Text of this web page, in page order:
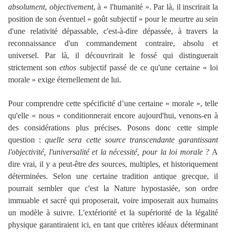
absolument, objectivement, à « l'humanité ». Par là, il inscrirait la
position de son éventuel « goût subjectif » pour le meurtre au sein
d'une relativité dépassable, c'est-à-dire dépassée, à travers la
reconnaissance d'un commandement contraire, absolu et
universel. Par là, il découvrirait le fossé qui distinguerait
strictement sonethos subjectif passé de ce qu'une certaine « loi
morale » exige éternellement de lui.
Pour comprendre cette spécificité d’une certaine « morale », telle
qu'elle « nous » conditionnerait encore aujourd'hui, venons-en à
des considérations plus précises. Posons donc cette simple
question :quelle sera cette source transcendante garantissant
l'objectivité, l'universalité et la nécessité, pour la loi morale ? A
dire vrai, il y a peut-êtredes sources, multiples, et historiquement
déterminées. Selon une certaine tradition antique grecque, il
pourrait sembler que c'est la Nature hypostasiée, son ordre
immuable et sacré qui proposerait, voire imposerait aux humains
un modèle à suivre. L'extériorité et la supériorité de la légalité
physique garantiraient ici, en tant que critères idéaux déterminant